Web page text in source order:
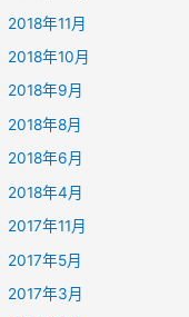
2018年11月
2018年10月
2018年9月
2018年8月
2018年6月
2018年4月
2017年11月
2017年5月
2017年3月